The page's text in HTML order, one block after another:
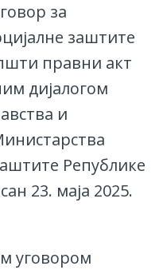
за
заштите
правни акт
дијалогом
и
Републике
23. маја 2025.
уговором